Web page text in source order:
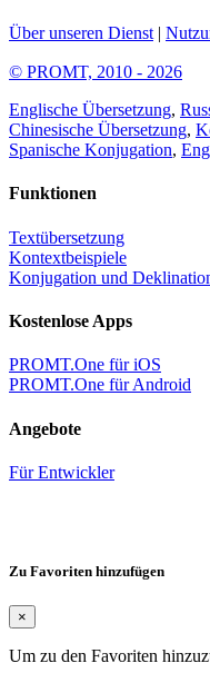
Über unseren Dienst |
© PROMT, 2010 - 2026
Englische Übersetzung,
Chinesische Übersetzung,
Spanische Konjugation,
Funktionen
Textübersetzung
Kontextbeispiele
Konjugation und
Kostenlose Apps
PROMT.One für iOS
PROMT.One für Android
Angebote
Für Entwickler
Zu Favoriten hinzufügen
×
Um zu den Favoriten